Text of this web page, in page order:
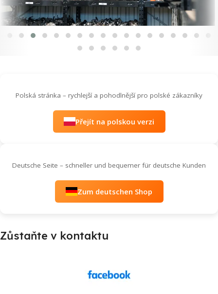
Polská stránka – rychlejší a pohodlnější pro polské zákazníky
Přejít na polskou verzi
Deutsche Seite – schneller und bequemer für deutsche Kunden
Zum deutschen Shop
Zůstaňte v kontaktu